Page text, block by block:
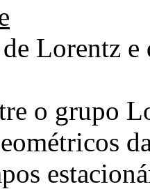
Lorentz e
o grupo